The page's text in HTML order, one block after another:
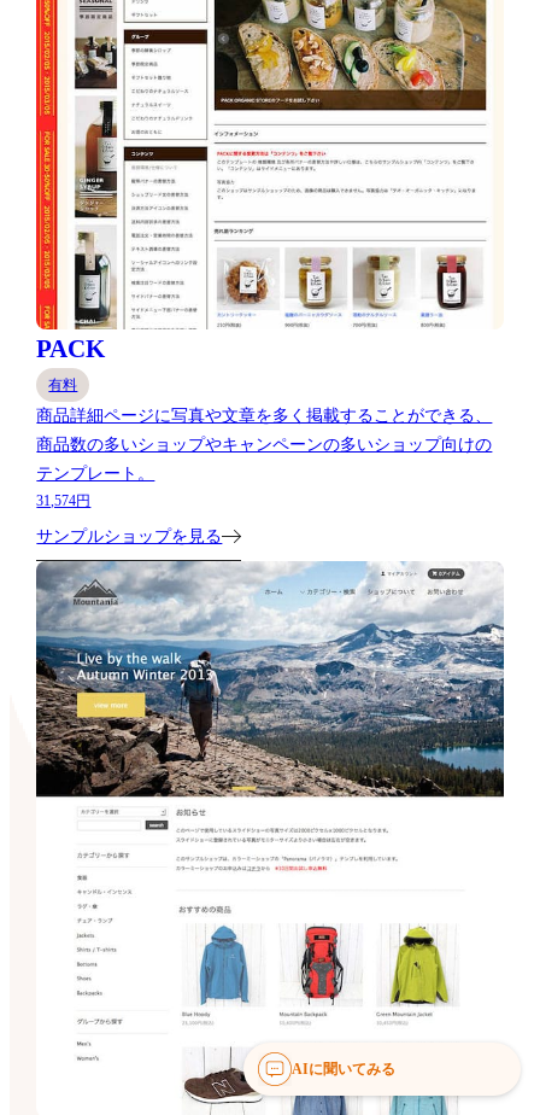
PACK
有料
商品詳細ページに写真や文章を多く掲載することができる、
商品数の多いショップやキャンペーンの多いショップ向けの
テンプレート。
31,574円
サンプルショップを見る
AIに聞いてみる